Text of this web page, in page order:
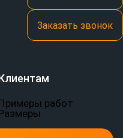
Заказать звонок
работ